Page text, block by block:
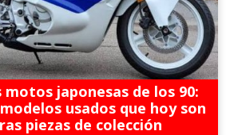
motos japonesas de los 90:
usados que hoy son
piezas de colección